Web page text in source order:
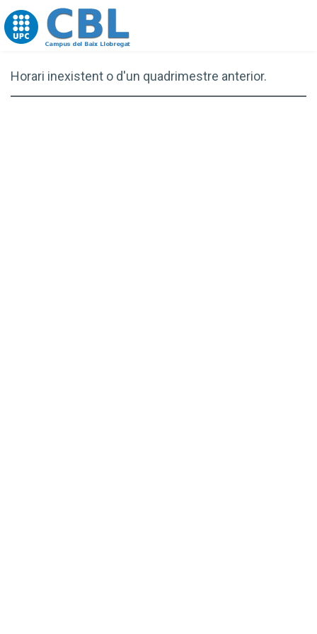
Go to upc.edu
Horari inexistent o d'un quadrimestre anterior.